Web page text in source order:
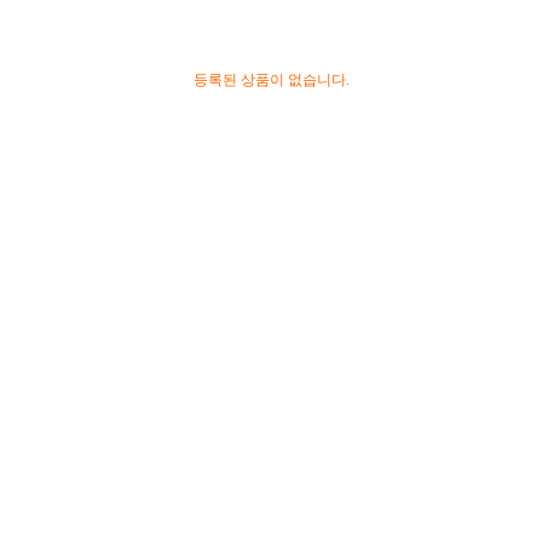
등록된 상품이 없습니다.